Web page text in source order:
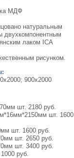
МДФ
натуральным
двухкомпонентным
лаком ICA
рисунком.
900х2000
шт. 2180 руб.
шт. 1600
шт. 1600 руб.
шт. 2650 руб.
шт. 3400 руб.
руб.